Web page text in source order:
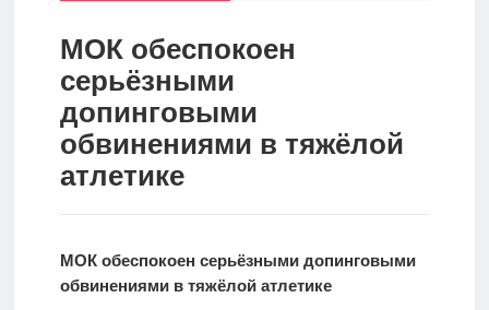
Новости
Школа
Прогнозы
Мисс
спорт
МОК обеспокоен
серьёзными
допинговыми
обвинениями в тяжёлой
атлетике
МОК обеспокоен серьёзными допинговыми
обвинениями в тяжёлой атлетике